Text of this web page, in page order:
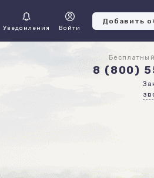
Уведомления Войти
Добавить
8 (800)